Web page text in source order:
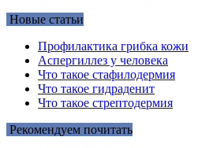
Новые статьи
Профилактика грибка кожи
Аспергиллез у человека
Что такое стафилодермия
Что такое гидраденит
Что такое стрептодермия
Рекомендуем почитать